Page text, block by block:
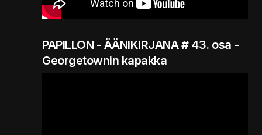
PAPILLON - ÄÄNIKIRJANA # 43. osa -
Georgetownin kapakka